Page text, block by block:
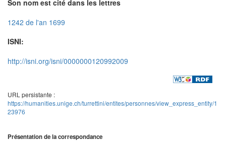
Son nom est cité dans les lettres
1242 de l'an 1699
ISNI:
http://isni.org/isni/0000000120992009
URL persistante :
https://humanities.unige.ch/turrettini/entites/personnes/view_express_entity/1
23976
Présentation de la correspondance